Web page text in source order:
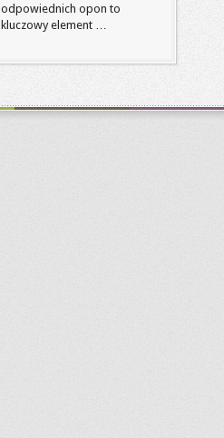
odpowiednich opon to
kluczowy element …